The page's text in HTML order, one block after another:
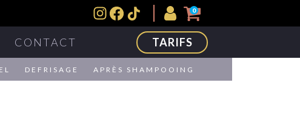
0
CONTACT TARIFS
DEFRISAGE APRÈS SHAMPOOING